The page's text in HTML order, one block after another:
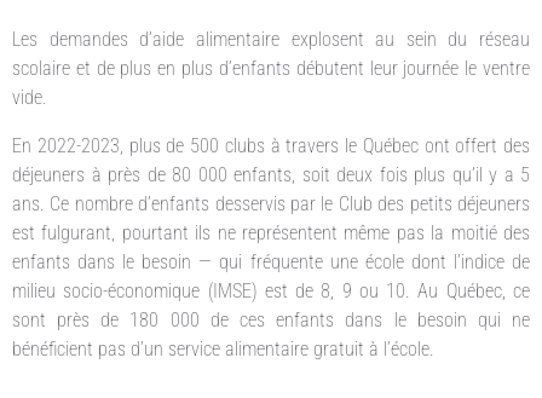
Les demandes d’aide alimentaire explosent au sein du réseau
scolaire et de plus en plus d’enfants débutent leur journée le ventre
vide.
En 2022-2023, plus de 500 clubs à travers le Québec ont offert des
déjeuners à près de 80 000 enfants, soit deux fois plus qu’il y a 5
ans. Ce nombre d’enfants desservis par le Club des petits déjeuners
est fulgurant, pourtant ils ne représentent même pas la moitié des
enfants dans le besoin — qui fréquente une école dont l’indice de
milieu socio-économique (IMSE) est de 8, 9 ou 10. Au Québec, ce
sont près de 180 000 de ces enfants dans le besoin qui ne
bénéficient pas d’un service alimentaire gratuit à l’école.